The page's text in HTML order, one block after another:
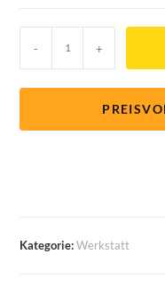
- +
Kategorie:Werkstatt